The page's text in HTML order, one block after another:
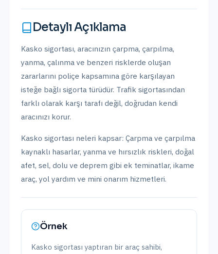
Detaylı Açıklama
Kasko sigortası, aracınızın çarpma, çarpılma,
yanma, çalınma ve benzeri risklerde oluşan
zararlarını poliçe kapsamına göre karşılayan
isteğe bağlı sigorta türüdür. Trafik sigortasından
farklı olarak karşı tarafı değil, doğrudan kendi
aracınızı korur.
Kasko sigortası neleri kapsar: Çarpma ve çarpılma
kaynaklı hasarlar, yanma ve hırsızlık riskleri, doğal
afet, sel, dolu ve deprem gibi ek teminatlar, ikame
araç, yol yardım ve mini onarım hizmetleri.
Örnek
Kasko sigortası yaptıran bir araç sahibi,